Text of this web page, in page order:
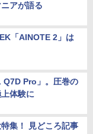
アが語る
「AINOTE 2」は
Q7D Pro」。圧巻の
体験に
集！ 見どころ記事